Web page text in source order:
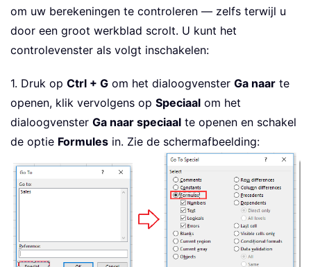
om uw berekeningen te controleren — zelfs terwijl u
door een groot werkblad scrolt. U kunt het
controlevenster als volgt inschakelen:
1. Druk op Ctrl + G om het dialoogvenster Ga naar te
openen, klik vervolgens op Speciaal om het
dialoogvenster Ga naar speciaal te openen en schakel
de optie Formules in. Zie de schermafbeelding: